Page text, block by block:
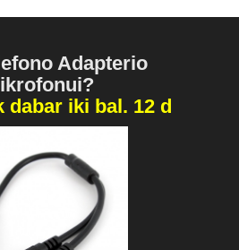
Adapterio
dabar iki bal. 12 d